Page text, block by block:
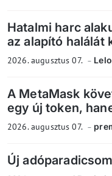
Hatalmi harc
az alapító halálát
2026. augusztus 07. Lelo
A MetaMask
egy új token,
2026. augusztus 07.
Új